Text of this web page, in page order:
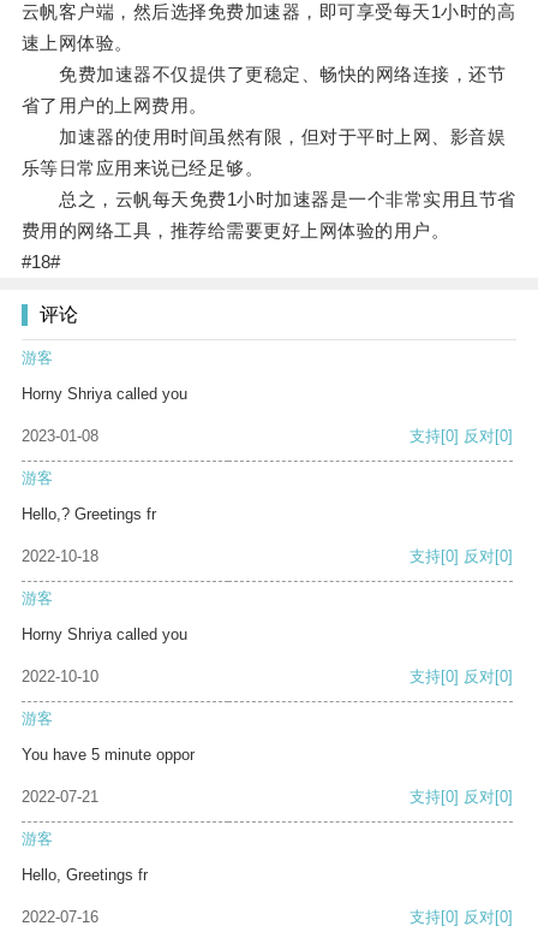
云帆客户端，然后选择免费加速器，即可享受每天1小时的高
速上网体验。
免费加速器不仅提供了更稳定、畅快的网络连接，还节
省了用户的上网费用。
加速器的使用时间虽然有限，但对于平时上网、影音娱
乐等日常应用来说已经足够。
总之，云帆每天免费1小时加速器是一个非常实用且节省
费用的网络工具，推荐给需要更好上网体验的用户。
#18#
评论
游客
Horny Shriya called you
2023-01-08 支持[0] 反对[0]
游客
Hello,? Greetings fr
2022-10-18 支持[0] 反对[0]
游客
Horny Shriya called you
2022-10-10 支持[0] 反对[0]
游客
You have 5 minute oppor
2022-07-21 支持[0] 反对[0]
游客
Hello, Greetings fr
2022-07-16 支持[0] 反对[0]